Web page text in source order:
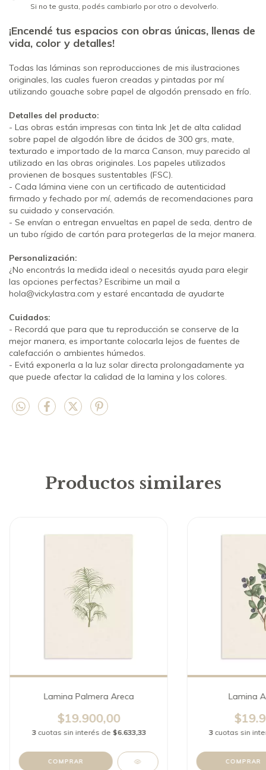
Si no te gusta, podés cambiarlo por otro o devolverlo.
¡Encendé tus espacios con obras únicas, llenas de
vida, color y detalles!
Todas las láminas son reproducciones de mis ilustraciones
originales, las cuales fueron creadas y pintadas por mí
utilizando gouache sobre papel de algodón prensado en frío.
Detalles del producto:
- Las obras están impresas con tinta Ink Jet de alta calidad
sobre papel de algodón libre de ácidos de 300 grs, mate,
texturado e importado de la marca Canson, muy parecido al
utilizado en las obras originales. Los papeles utilizados
provienen de bosques sustentables (FSC).
- Cada lámina viene con un certificado de autenticidad
firmado y fechado por mí, además de recomendaciones para
su cuidado y conservación.
- Se envían o entregan envueltas en papel de seda, dentro de
un tubo rígido de cartón para protegerlas de la mejor manera.
Personalización:
¿No encontrás la medida ideal o necesitás ayuda para elegir
las opciones perfectas? Escribime un mail a
hola@vickylastra.com y estaré encantada de ayudarte
Cuidados:
- Recordá que para que tu reproducción se conserve de la
mejor manera, es importante colocarla lejos de fuentes de
calefacción o ambientes húmedos.
- Evitá exponerla a la luz solar directa prolongadamente ya
que puede afectar la calidad de la lamina y los colores.
Productos similares
Lamina Palmera Areca
$19.900,00
3 cuotas sin interés de $6.633,33
COMPRAR
Lamina
3 cuotas sin
COMPRAR